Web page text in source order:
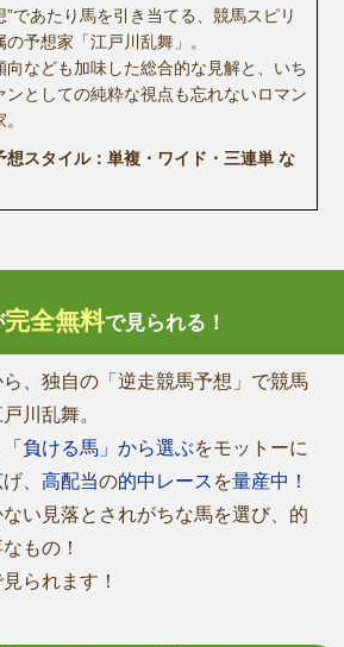
”であたり馬を引き当てる、競馬スピリ
の予想家「江戸川乱舞」。
向なども加味した総合的な見解と、いち
ンとしての純粋な視点も忘れないロマン
想スタイル：単複・ワイド・三連単 な
完全無料で見られる！
、独自の「逆走競馬予想」で競馬
川乱舞。
「負ける馬」から選ぶをモットーに
、 高配当の的中レース を量産中！
い見落とされがちな馬を選び、的
もの！
られます！